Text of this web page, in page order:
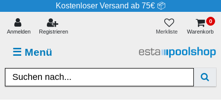
Kostenloser Versand ab 75€ 📦
☰ Menü
Anmelden Registrieren Merkliste
0
Warenkorb